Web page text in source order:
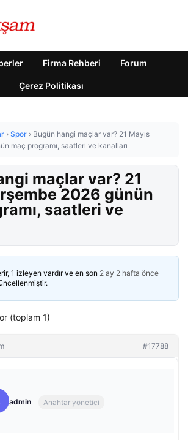
Firma Rehberi Forum
Çerez Politikası
› Spor › Bugün hangi maçlar var? 21 Mayıs
maç programı, saatleri ve kanalları
maçlar var? 21
2026 günün
saatleri ve
1 izleyen vardır ve en son 2 ay 2 hafta önce
(toplam 1)
#17788
admin Anahtar yönetici